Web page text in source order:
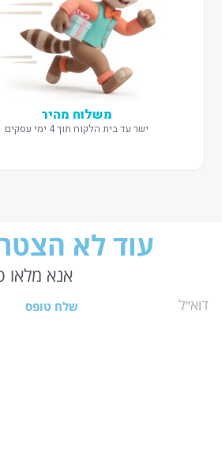
משלוח מהיר
ישר עד בית הלקוח תוך 4 ימי עסקים
עוד לא
אנא מלאו
שלח טופס